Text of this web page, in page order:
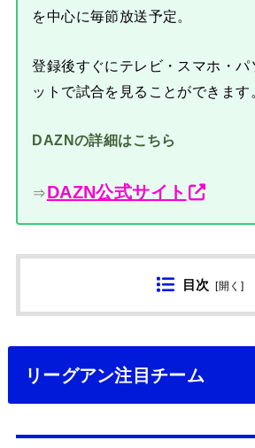
を中心に毎節放送予定。
登録後すぐにテレビ・スマホ・パ
ットで試合を見ることができます
DAZNの詳細はこちら
⇒DAZN公式サイト
目次 [開く ]
リーグアン注目チーム